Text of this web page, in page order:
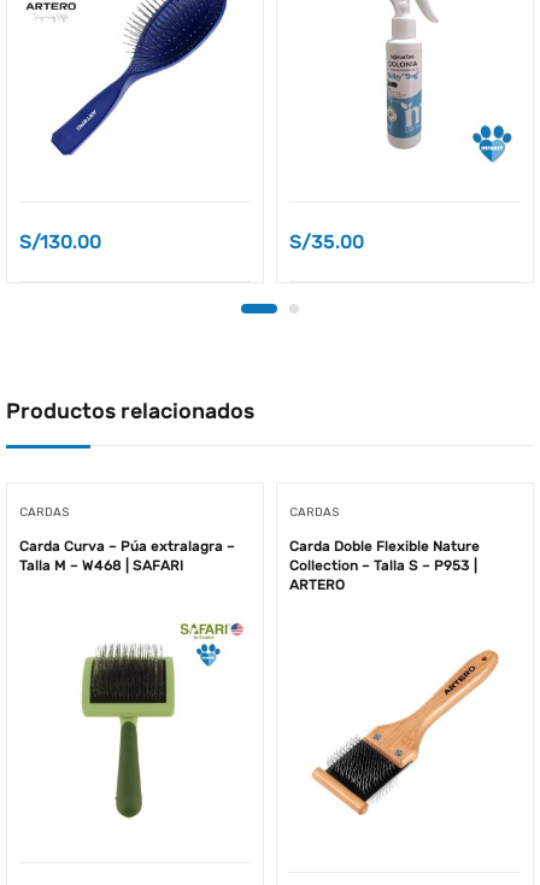
S/130.00 S/35.00
Productos relacionados
CARDAS
Carda Curva – Púa extralagra –
Talla M – W468 | SAFARI
CARDAS
Carda Doble Flexible Nature
Collection – Talla S – P953 |
ARTERO